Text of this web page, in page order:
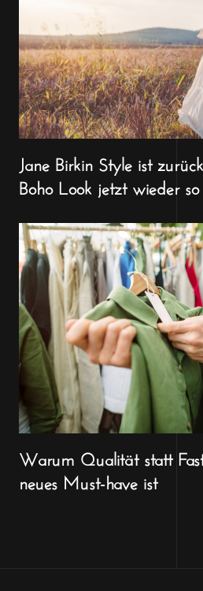
Jane Birkin Style ist
Boho Look jetzt wieder
Warum Qualität statt
neues Must-have ist